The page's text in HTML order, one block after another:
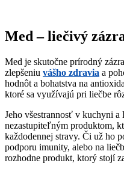
Med – liečivý
Med je skutočne prírodný
zlepšeniu vášho zdravia a
hodnôt a bohatstva na
ktoré sa využívajú pri liečbe
Jeho všestrannosť v kuchyni
nezastupiteľným produktom,
každodennej stravy. Či už ho
podporu imunity, alebo na
rozhodne produkt, ktorý stojí